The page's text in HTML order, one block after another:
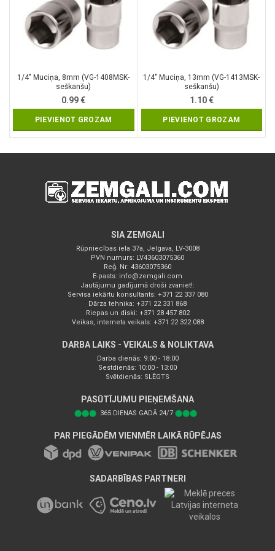
1/4″ Muciņa, 8mm (VG-1408MSK-
seškanšu)
0.99€
PIEVIENOT GROZAM
1/4″ Muciņa, 13mm (VG-1413MSK-
seškanšu)
1.10€
PIEVIENOT GROZAM
SIA ZEMGALI
Rūpniecības iela 37a, Jelgava, LV-3008
PVN numurs: LV43603075360
Reģ. Nr: 43603075360
E-pasts: info@zemgali.com
Jautājumu gadījumā droši zvaniet!:
Servisa iekārtu konsultants: +371 22 337 080
Dārza tehnika: +371 22 331 868
Riepas un diski: +371 28 457 802
Veikas, interneta veikals: +371 22 322 088
DARBA LAIKS - VEIKALS & NOLIKTAVA
Darba dienās: 9:00 - 18:00
Sestdienās: 10:00 - 13:00
Svētdienās: SLĒGTS
PASŪTĪJUMU PIEŅEMŠANA
⬤⬤⬤ 365.DIENAS GADĀ 24/7 ⬤⬤⬤
PAR PIEGĀDĒM VIENMĒR LAIKĀ RŪPĒJAS
SADARBĪBAS PARTNERI